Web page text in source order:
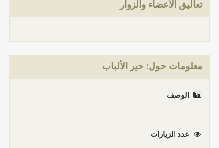
تعاليق الأعضاء والزوار
معلومات حول: حير الألباب
الوصف
عدد الزيارات